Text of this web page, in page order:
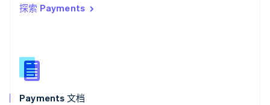
探索 Payments
Payments 文档
西班牙
新西兰
English
匈牙利
English